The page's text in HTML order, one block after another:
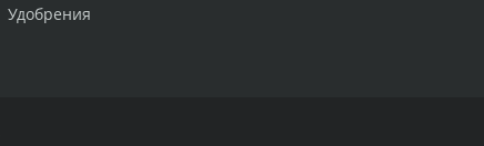
Удобрения